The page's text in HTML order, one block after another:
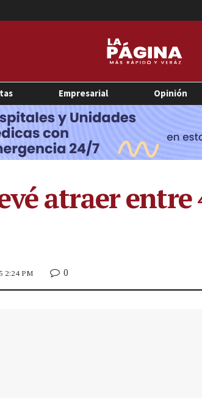
Empresarial Opinión
atraer entre
2:24 PM 0